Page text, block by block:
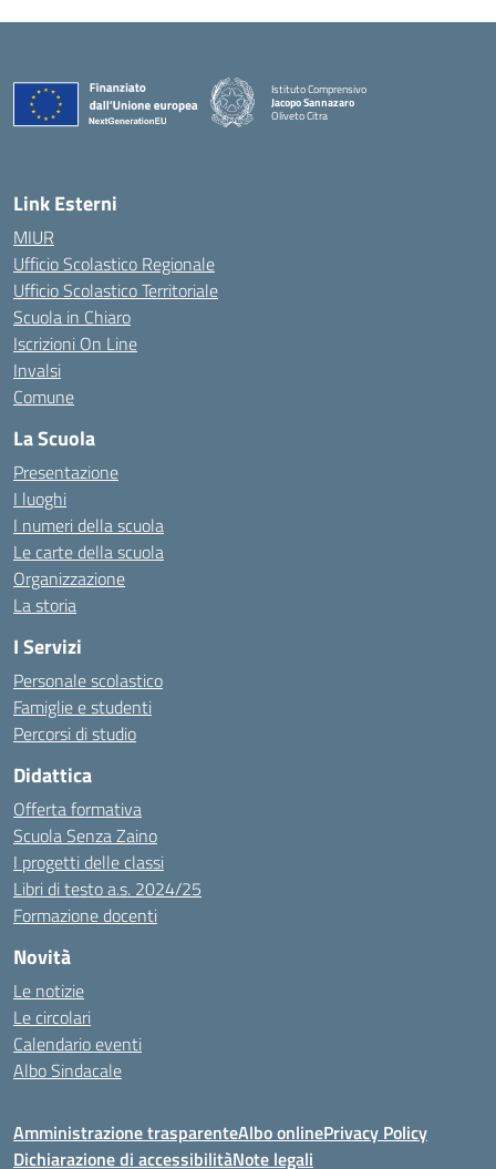
Istituto Comprensivo
Jacopo Sannazaro
Oliveto Citra
Link Esterni
MIUR
Ufficio Scolastico Regionale
Ufficio Scolastico Territoriale
Scuola in Chiaro
Iscrizioni On Line
Invalsi
Comune
La Scuola
Presentazione
I luoghi
I numeri della scuola
Le carte della scuola
Organizzazione
La storia
I Servizi
Personale scolastico
Famiglie e studenti
Percorsi di studio
Didattica
Offerta formativa
Scuola Senza Zaino
I progetti delle classi
Libri di testo a.s. 2024/25
Formazione docenti
Novità
Le notizie
Le circolari
Calendario eventi
Albo Sindacale
Amministrazione trasparenteAlbo onlinePrivacy Policy
Dichiarazione di accessibilitàNote legali